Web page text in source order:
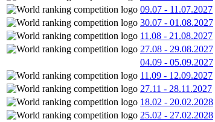
09.07 - 11.07.2027
30.07 - 01.08.2027
11.08 - 21.08.2027
27.08 - 29.08.2027
04.09 - 05.09.2027
11.09 - 12.09.2027
27.11 - 28.11.2027
18.02 - 20.02.2028
25.02 - 27.02.2028